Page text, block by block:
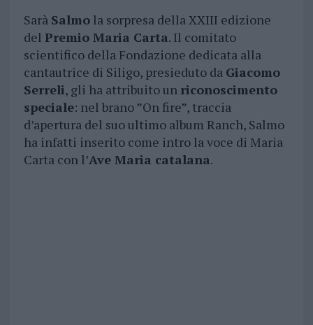
Sarà Salmola sorpresa della XXIII edizione
del Premio Maria Carta. Il comitato
scientifico della Fondazione dedicata alla
cantautrice di Siligo, presieduto da Giacomo
Serreli, gli ha attribuito un riconoscimento
speciale: nel brano ”On fire”, traccia
d’apertura del suo ultimo album Ranch, Salmo
ha infatti inserito come intro la voce di Maria
Carta con l’Ave Maria catalana.